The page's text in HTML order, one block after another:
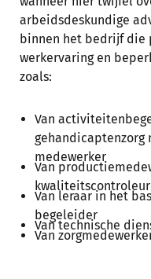
arbeidsdeskundige
binnen het bedrijf die
werkervaring en
zoals:
Van
gehandicaptenzorg
medewerker
Van
kwaliteitscontroleur
Van leraar in het
begeleider
Van technische
Van